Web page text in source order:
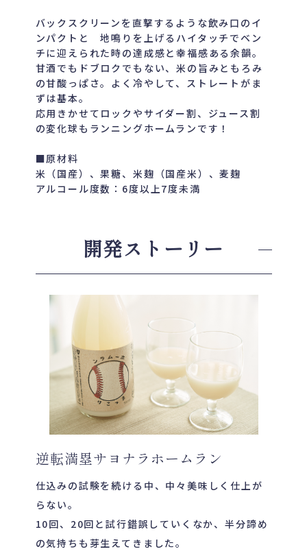
バックスクリーンを直撃するような飲み口のイ
ンパクトと 地鳴りを上げるハイタッチでベン
チに迎えられた時の達成感と幸福感ある余韻。
甘酒でもドブロクでもない、米の旨みともろみ
の甘酸っぱさ。よく冷やして、ストレートがま
ずは基本。
応用きかせてロックやサイダー割、ジュース割
の変化球もランニングホームランです！
■原材料
米（国産）、果糖、米麹（国産米）、麦麹
アルコール度数：6度以上7度未満
開発ストーリー
逆転満塁サヨナラホームラン
仕込みの試験を続ける中、中々美味しく仕上が
らない。
10回、20回と試行錯誤していくなか、半分諦め
の気持ちも芽生えてきました。